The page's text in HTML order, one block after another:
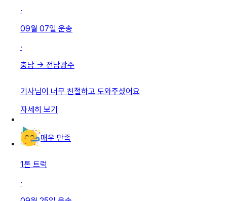
·
09월 07일 운송
·
충남 → 전남광주
기사님이 너무 친절하고 도와주셨어요
자세히 보기
매우 만족
1톤 트럭
·